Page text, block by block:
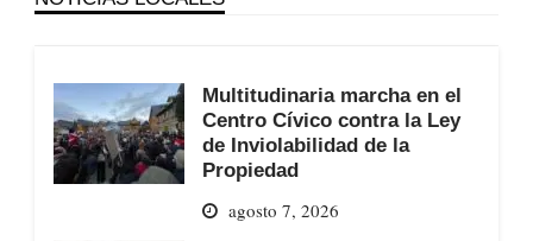
Multitudinaria marcha en el
Centro Cívico contra la Ley
de Inviolabilidad de la
Propiedad
agosto 7, 2026